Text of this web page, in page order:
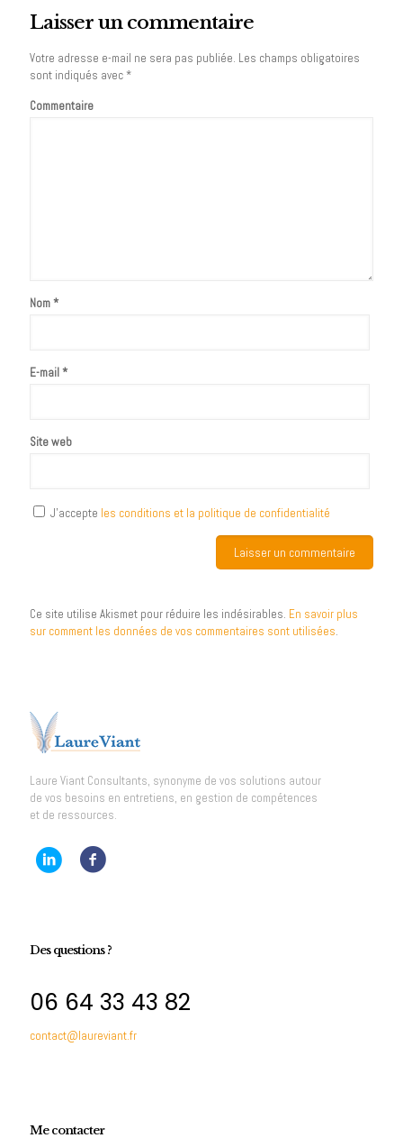
Laisser un commentaire
Votre adresse e-mail ne sera pas publiée. Les champs obligatoires
sont indiqués avec *
Commentaire
Nom*
E-mail*
Site web
J’accepte les conditions et la politique de confidentialité
Ce site utilise Akismet pour réduire les indésirables. En savoir plus
sur comment les données de vos commentaires sont utilisées.
Laure Viant Consultants, synonyme de vos solutions autour
de vos besoins en entretiens, en gestion de compétences
et de ressources.
Des questions ?
06 64 33 43 82
contact@laureviant.fr
Me contacter